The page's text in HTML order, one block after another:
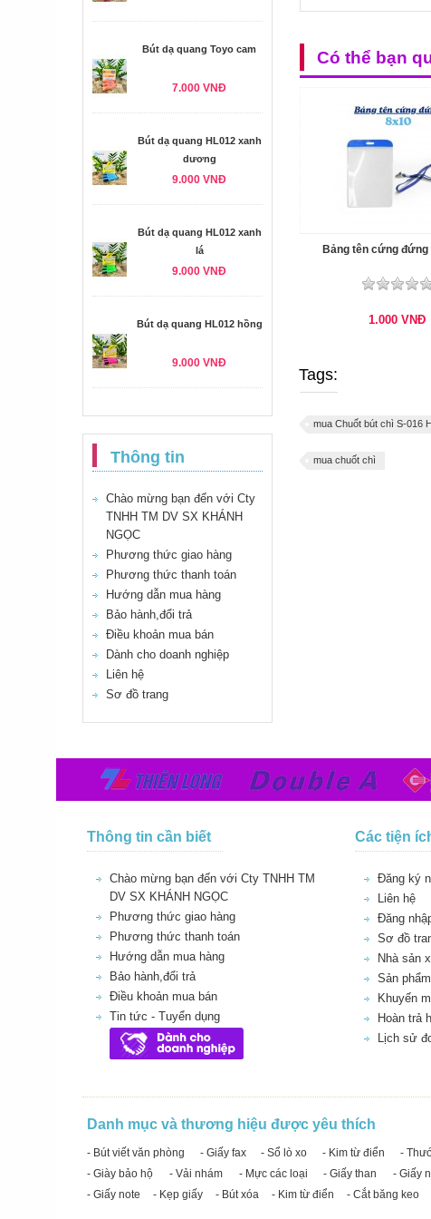
Bút dạ quang Toyo cam
7.000 VNĐ
Bút dạ quang HL012 xanh
dương
9.000 VNĐ
Bút dạ quang HL012 xanh
lá
9.000 VNĐ
Bút dạ quang HL012 hồng
9.000 VNĐ
Thông tin
Chào mừng bạn đến với Cty
TNHH TM DV SX KHÁNH
NGỌC
Phương thức giao hàng
Phương thức thanh toán
Hướng dẫn mua hàng
Bảo hành,đổi trả
Điều khoản mua bán
Dành cho doanh nghiệp
Liên hệ
Sơ đồ trang
Có thể bạn
Bảng tên cứng đứng
1.000VNĐ
Tags:
mua Chuốt bút chì S-016
mua chuốt chì
Thông tin cần biết
Chào mừng bạn đến với Cty TNHH TM
DV SX KHÁNH NGỌC
Phương thức giao hàng
Phương thức thanh toán
Hướng dẫn mua hàng
Bảo hành,đổi trả
Điều khoản mua bán
Tin tức - Tuyển dụng
Các tiện
Đăng ký
Liên hệ
Đăng
Sơ đồ
Nhà sản
Sản
Khuyến
Hoàn trả
Lịch sử
Danh mục và thương hiệu được yêu thích
- Bút viết văn phòng - Giấy fax - Sổ lò xo - Kim từ điển -
- Giày bảo hộ
- Vải nhám - Mực các loại - Giấy than - Giấy
- Giấy note
- Kẹp giấy - Bút xóa - Kim từ điển - Cắt băng keo